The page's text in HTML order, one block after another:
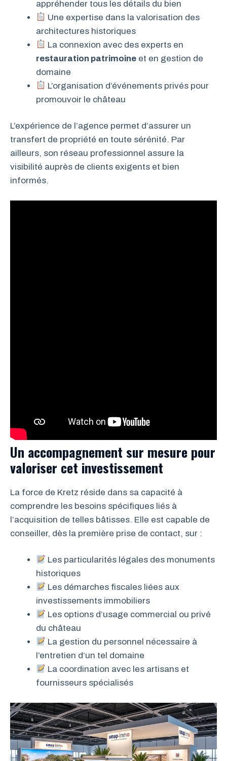
appréhender tous les détails du bien
Une expertise dans la valorisation des
architectures historiques
La connexion avec des experts en
restauration patrimoine et en gestion de
domaine
L’organisation d’événements privés pour
promouvoir le château
L’expérience de l’agence permet d’assurer un
transfert de propriété en toute sérénité. Par
ailleurs, son réseau professionnel assure la
visibilité auprès de clients exigents et bien
informés.
Un accompagnement sur mesure pour
valoriser cet investissement
La force de Kretz réside dans sa capacité à
comprendre les besoins spécifiques liés à
l’acquisition de telles bâtisses. Elle est capable de
conseiller, dès la première prise de contact, sur :
Les particularités légales des monuments
historiques
Les démarches fiscales liées aux
investissements immobiliers
Les options d’usage commercial ou privé
du château
La gestion du personnel nécessaire à
l’entretien d’un tel domaine
La coordination avec les artisans et
fournisseurs spécialisés